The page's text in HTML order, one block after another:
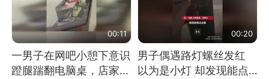
00:11
一男子在网吧小憩下意识
蹬腿踹翻电脑桌，店家3
00:20
男子偶遇路灯螺丝发红
以为是小灯 却发现能点